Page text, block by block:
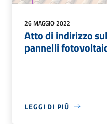
26 MAGGIO 2022
Atto di indirizzo
pannelli
LEGGI DI PIÙ